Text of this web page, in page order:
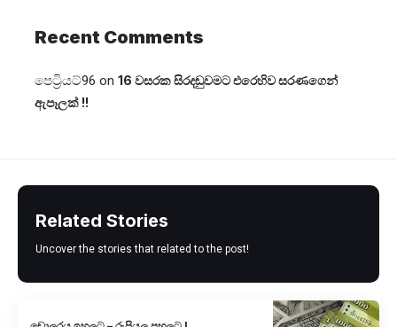
Recent Comments
පෙට්‍රියට්96 on 16 වසරක සිරදඬුවමට එරෙහිව සරණගෙන්
ඇපෑලක් !!
Related Stories
Uncover the stories that related to the post!